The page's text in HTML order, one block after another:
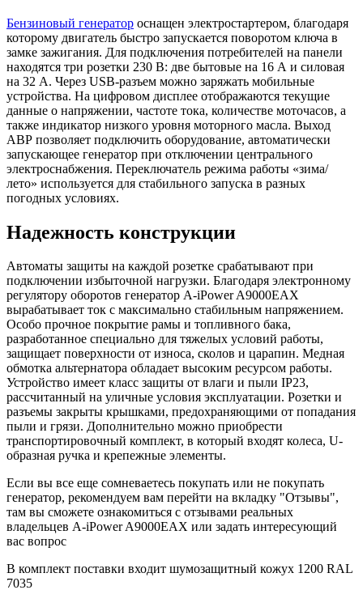
Бензиновый генератор оснащен электростартером, благодаря
которому двигатель быстро запускается поворотом ключа в
замке зажигания. Для подключения потребителей на панели
находятся три розетки 230 В: две бытовые на 16 А и силовая
на 32 А. Через USB-разъем можно заряжать мобильные
устройства. На цифровом дисплее отображаются текущие
данные о напряжении, частоте тока, количестве моточасов, а
также индикатор низкого уровня моторного масла. Выход
АВР позволяет подключить оборудование, автоматически
запускающее генератор при отключении центрального
электроснабжения. Переключатель режима работы «зима/
лето» используется для стабильного запуска в разных
погодных условиях.
Надежность конструкции
Автоматы защиты на каждой розетке срабатывают при
подключении избыточной нагрузки. Благодаря электронному
регулятору оборотов генератор A-iPower A9000EAX
вырабатывает ток с максимально стабильным напряжением.
Особо прочное покрытие рамы и топливного бака,
разработанное специально для тяжелых условий работы,
защищает поверхности от износа, сколов и царапин. Медная
обмотка альтернатора обладает высоким ресурсом работы.
Устройство имеет класс защиты от влаги и пыли IP23,
рассчитанный на уличные условия эксплуатации. Розетки и
разъемы закрыты крышками, предохраняющими от попадания
пыли и грязи. Дополнительно можно приобрести
транспортировочный комплект, в который входят колеса, U-
образная ручка и крепежные элементы.
Если вы все еще сомневаетесь покупать или не покупать
генератор, рекомендуем вам перейти на вкладку "Отзывы",
там вы сможете ознакомиться с отзывами реальных
владельцев A-iPower A9000EAX или задать интересующий
вас вопрос
В комплект поставки входит шумозащитный кожух 1200 RAL
7035